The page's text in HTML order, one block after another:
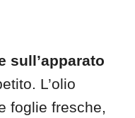
sull’apparato
L’olio
foglie fresche,